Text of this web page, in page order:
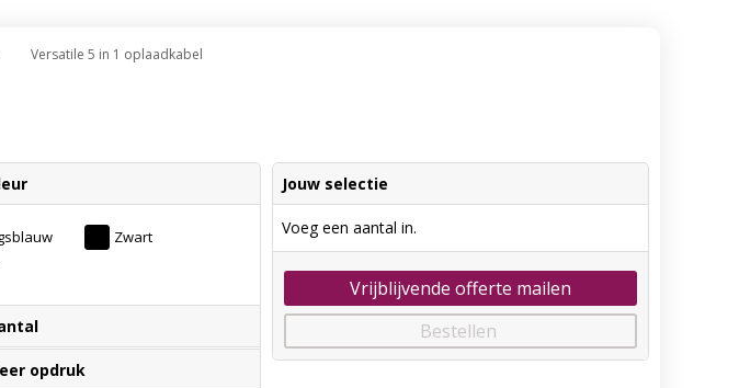
Versatile 5 in 1 oplaadkabel
Zwart
opdruk
Jouw selectie
Voeg een aantal in.
Vrijblijvende offerte mailen
Bestellen